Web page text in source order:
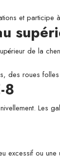
et
de la
des roues
8
Les
excessif ou